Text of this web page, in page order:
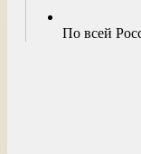
По всей